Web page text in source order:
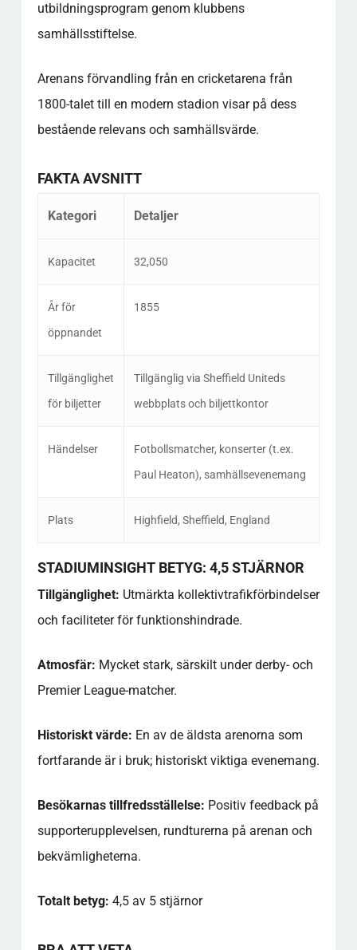
utbildningsprogram genom klubbens
samhällsstiftelse.
Arenans förvandling från en cricketarena från
1800-talet till en modern stadion visar på dess
bestående relevans och samhällsvärde.
FAKTA AVSNITT
Kategori Detaljer
Kapacitet 32,050
År för
öppnandet
1855
Tillgänglighet
för biljetter
Tillgänglig via Sheffield Uniteds
webbplats och biljettkontor
Händelser
Fotbollsmatcher, konserter (t.ex.
Paul Heaton), samhällsevenemang
Plats Highfield, Sheffield, England
STADIUMINSIGHT BETYG: 4,5 STJÄRNOR
Tillgänglighet: Utmärkta kollektivtrafikförbindelser
och faciliteter för funktionshindrade.
Atmosfär: Mycket stark, särskilt under derby- och
Premier League-matcher.
Historiskt värde: En av de äldsta arenorna som
fortfarande är i bruk; historiskt viktiga evenemang.
Besökarnas tillfredsställelse: Positiv feedback på
supporterupplevelsen, rundturerna på arenan och
bekvämligheterna.
Totalt betyg: 4,5 av 5 stjärnor